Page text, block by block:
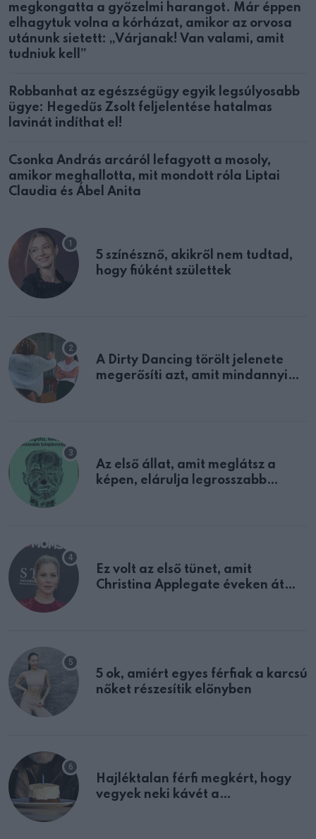
megkongatta a győzelmi harangot. Már éppen
elhagytuk volna a kórházat, amikor az orvosa
utánunk sietett: „Várjanak! Van valami, amit
tudniuk kell”
Robbanhat az egészségügy egyik legsúlyosabb
ügye: Hegedűs Zsolt feljelentése hatalmas
lavinát indíthat el!
Csonka András arcáról lefagyott a mosoly,
amikor meghallotta, mit mondott róla Liptai
Claudia és Ábel Anita
5 színésznő, akikről nem tudtad,
hogy fiúként születtek
A Dirty Dancing törölt jelenete
megerősíti azt, amit mindannyian
Az első állat, amit meglátsz a
képen, elárulja legrosszabb
Ez volt az első tünet, amit
Christina Applegate éveken át
5 ok, amiért egyes férfiak a karcsú
nőket részesítik előnyben
Hajléktalan férfi megkért, hogy
vegyek neki kávét a